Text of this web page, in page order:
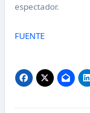
espectador.
FUENTE